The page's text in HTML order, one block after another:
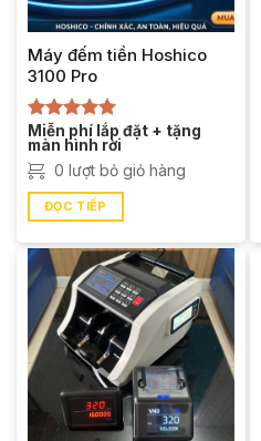
Máy đếm tiền Hoshico
3100 Pro
Được xếp
hạng5.00
5 sao
Miễn phí lắp đặt + tặng
màn hình rời
0 lượt bỏ giỏ hàng
ĐỌC TIẾP